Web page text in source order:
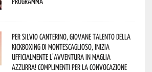
Per Silvio Canterino, giovane talento della
kickboxing di Montescaglioso, inizia
ufficialmente l’avventura in maglia
azzurra! Complimenti per la convocazione